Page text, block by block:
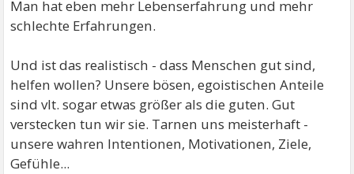
Man hat eben mehr Lebenserfahrung und mehr
schlechte Erfahrungen.
Und ist das realistisch - dass Menschen gut sind,
helfen wollen? Unsere bösen, egoistischen Anteile
sind vlt. sogar etwas größer als die guten. Gut
verstecken tun wir sie. Tarnen uns meisterhaft -
unsere wahren Intentionen, Motivationen, Ziele,
Gefühle...